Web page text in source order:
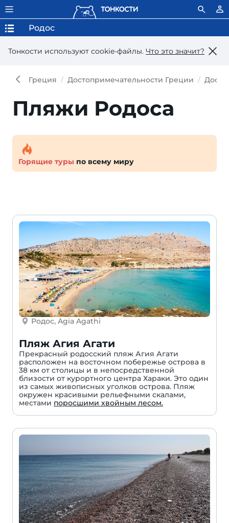
Тонкости используют сookie-файлы. Что это значит?
Родос
Греция Достопримечательности Греции
Пляжи Родоса
Горящие туры по всему миру
Родос, Agia Agathi
Пляж Агия Агати
Прекрасный родосский пляж Агия Агати
расположен на восточном побережье острова в
38 км от столицы и в непосредственной
близости от курортного центра Хараки. Это один
из самых живописных уголков острова. Пляж
окружен красивыми рельефными скалами,
местами поросшими хвойным лесом.